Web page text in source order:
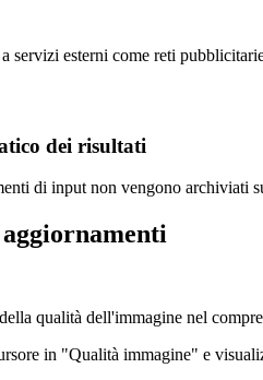
servizi esterni come reti
dei risultati
di input non vengono archiviati
qualità dell'immagine nel
in "Qualità immagine" e